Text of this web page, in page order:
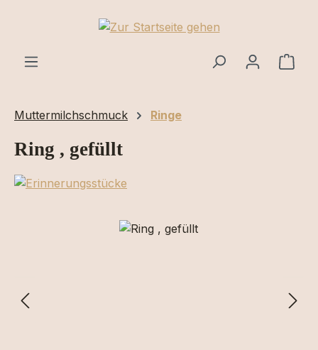
Zum Hauptinhalt springen
Muttermilchschmuck Ringe
Ring , gefüllt
Bildergalerie überspringen